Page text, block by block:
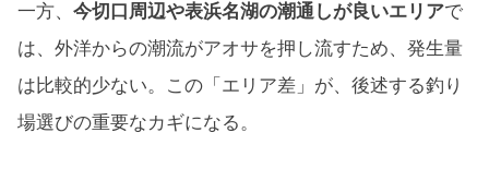
一方、 今切口周辺や表浜名湖の潮通しが良いエリアで
は、外洋からの潮流がアオサを押し流すため、発生量
は比較的少ない。この「エリア差」が、後述する釣り
場選びの重要なカギになる。